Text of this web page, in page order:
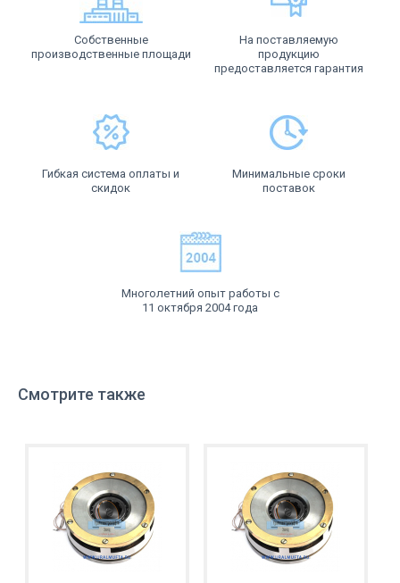
Собственные
производственные площади
На поставляемую
продукцию
предоставляется гарантия
Гибкая система оплаты и
скидок
Минимальные сроки
поставок
Многолетний опыт работы с
11 октября 2004 года
Смотрите также